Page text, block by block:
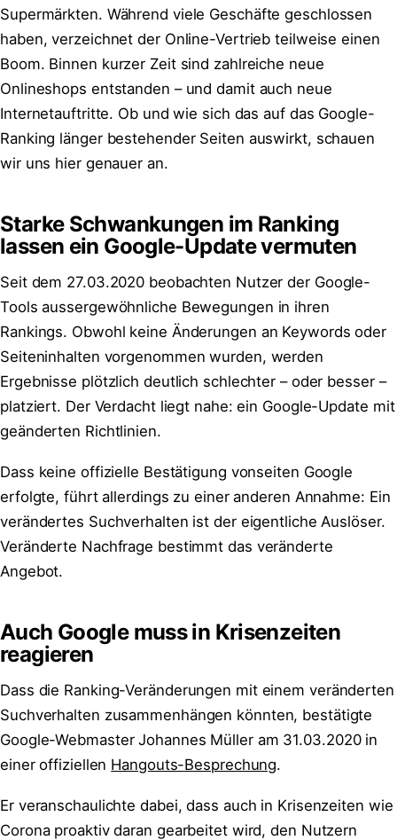
Supermärkten. Während viele Geschäfte geschlossen
haben, verzeichnet der Online-Vertrieb teilweise einen
Boom. Binnen kurzer Zeit sind zahlreiche neue
Onlineshops entstanden – und damit auch neue
Internetauftritte. Ob und wie sich das auf das Google-
Ranking länger bestehender Seiten auswirkt, schauen
wir uns hier genauer an.
Starke Schwankungen im Ranking
lassen ein Google-Update vermuten
Seit dem 27.03.2020 beobachten Nutzer der Google-
Tools aussergewöhnliche Bewegungen in ihren
Rankings. Obwohl keine Änderungen an Keywords oder
Seiteninhalten vorgenommen wurden, werden
Ergebnisse plötzlich deutlich schlechter – oder besser –
platziert. Der Verdacht liegt nahe: ein Google-Update mit
geänderten Richtlinien.
Dass keine offizielle Bestätigung vonseiten Google
erfolgte, führt allerdings zu einer anderen Annahme: Ein
verändertes Suchverhalten ist der eigentliche Auslöser.
Veränderte Nachfrage bestimmt das veränderte
Angebot.
Auch Google muss in Krisenzeiten
reagieren
Dass die Ranking-Veränderungen mit einem veränderten
Suchverhalten zusammenhängen könnten, bestätigte
Google-Webmaster Johannes Müller am 31.03.2020 in
einer offiziellen Hangouts-Besprechung.
Er veranschaulichte dabei, dass auch in Krisenzeiten wie
Corona proaktiv daran gearbeitet wird, den Nutzern